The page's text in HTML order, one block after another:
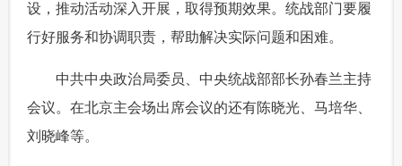
设，推动活动深入开展，取得预期效果。统战部门要履
行好服务和协调职责，帮助解决实际问题和困难。
中共中央政治局委员、中央统战部部长孙春兰主持
会议。在北京主会场出席会议的还有陈晓光、马培华、
刘晓峰等。